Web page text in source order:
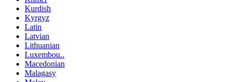
Kurdish
Kyrgyz
Latin
Latvian
Lithuanian
Luxembou..
Macedonian
Malagasy